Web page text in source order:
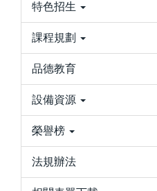
特色招生
課程規劃
品德教育
設備資源
榮譽榜
法規辦法